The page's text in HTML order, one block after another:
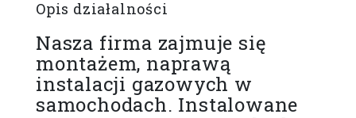
Opis działalności
Nasza firma zajmuje się
montażem, naprawą
instalacji gazowych w
samochodach. Instalowane